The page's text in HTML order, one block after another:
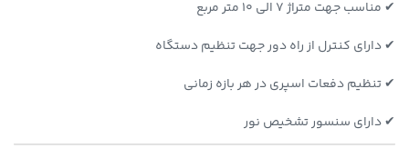
✔ مناسب جهت متراژ 7 الی 10 متر مربع
✔ دارای کنترل از راه دور جهت تنظیم دستگاه
✔ تنظیم دفعات اسپری در هر بازه زمانی
✔ دارای سنسور تشخیص نور